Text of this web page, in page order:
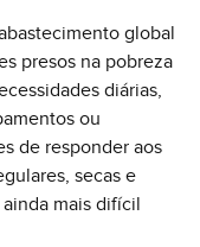
global
presos na pobreza
diárias,
ou
de responder aos
secas e
mais difícil